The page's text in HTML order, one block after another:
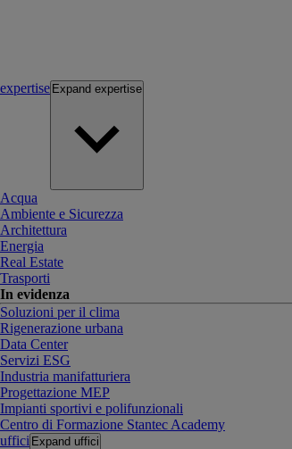
expertise Expand expertise
Acqua
Ambiente e Sicurezza
Architettura
Energia
Real Estate
Trasporti
In evidenza
Soluzioni per il clima
Rigenerazione urbana
Data Center
Servizi ESG
Industria manifatturiera
Progettazione MEP
Impianti sportivi e polifunzionali
Centro di Formazione Stantec Academy
uffici Expand uffici